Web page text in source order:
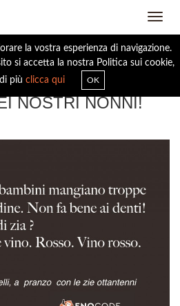
la vostra esperienza di navigazione.
si accetta la nostra Politica sui cookie,
più clicca qui OK
LE
NOSTRI NONNI!